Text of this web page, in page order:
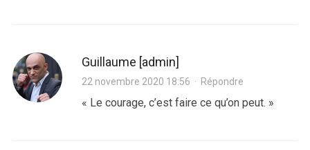
Guillaume [admin]
22 novembre 2020 18:56 · Répondre
« Le courage, c’est faire ce qu’on peut. »